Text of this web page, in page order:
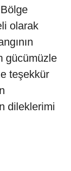
olarak
gücümüzle
teşekkür
dileklerimi